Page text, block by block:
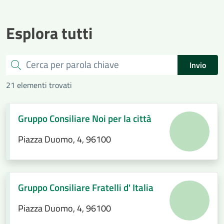
Esplora tutti
Cerca
Invio
21 elementi trovati
Gruppo Consiliare Noi per la città
Piazza Duomo, 4, 96100
Gruppo Consiliare Fratelli d' Italia
Piazza Duomo, 4, 96100